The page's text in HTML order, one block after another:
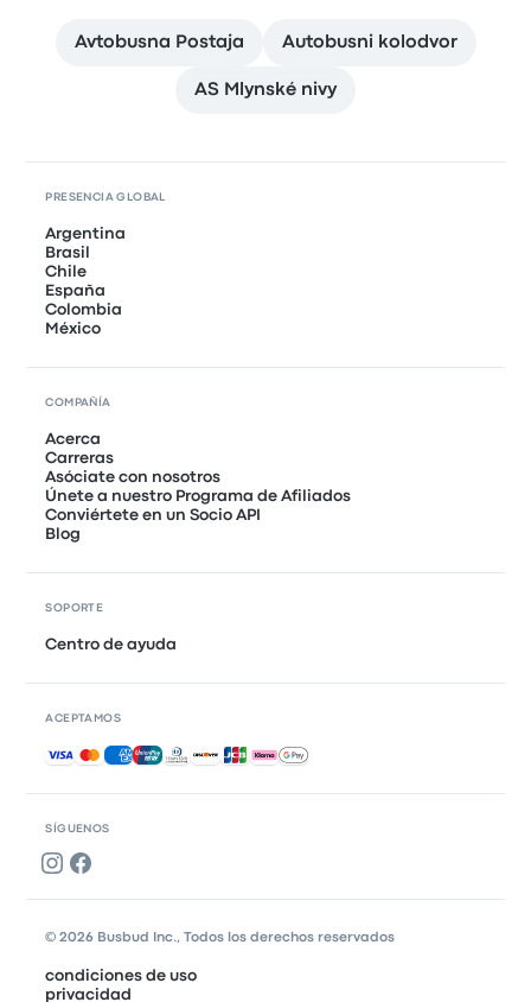
Avtobusna Postaja Autobusni kolodvor
AS Mlynské nivy
SÍGUENOS
PRESENCIA GLOBAL
Argentina
Brasil
Chile
España
Colombia
México
COMPAÑÍA
Acerca
Carreras
Asóciate con nosotros
Únete a nuestro Programa de Afiliados
Conviértete en un Socio API
Blog
SOPORTE
Centro de ayuda
ACEPTAMOS
Pagos aceptados
© 2026 Busbud Inc., Todos los derechos reservados
condiciones de uso
privacidad